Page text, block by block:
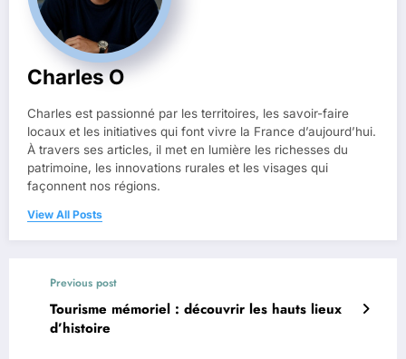
Charles O
Charles est passionné par les territoires, les savoir-faire
locaux et les initiatives qui font vivre la France d’aujourd’hui.
À travers ses articles, il met en lumière les richesses du
patrimoine, les innovations rurales et les visages qui
façonnent nos régions.
View All Posts
Previous post
Tourisme mémoriel : découvrir les hauts lieux
d’histoire